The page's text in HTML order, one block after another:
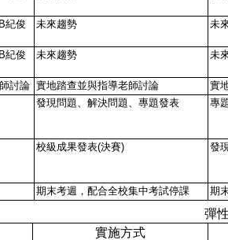
紀俊
未來趨勢 未
紀俊
未來趨勢 未
討論 實地踏查並與指導老師討論
實
發現問題、解決問題、專題發表 專
校級成果發表(決賽) 發
期末考週，配合全校集中考試停課 期
彈
實施方式